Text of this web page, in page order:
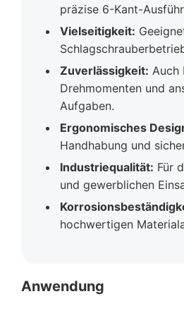
präzise 6-Kant-
Vielseitigkeit:
Zuverlässigkeit: Auch
Drehmomenten und
Aufgaben.
Ergonomisches
Handhabung und
Industriequalität: Für
und gewerblichen
hochwertigen
Anwendung